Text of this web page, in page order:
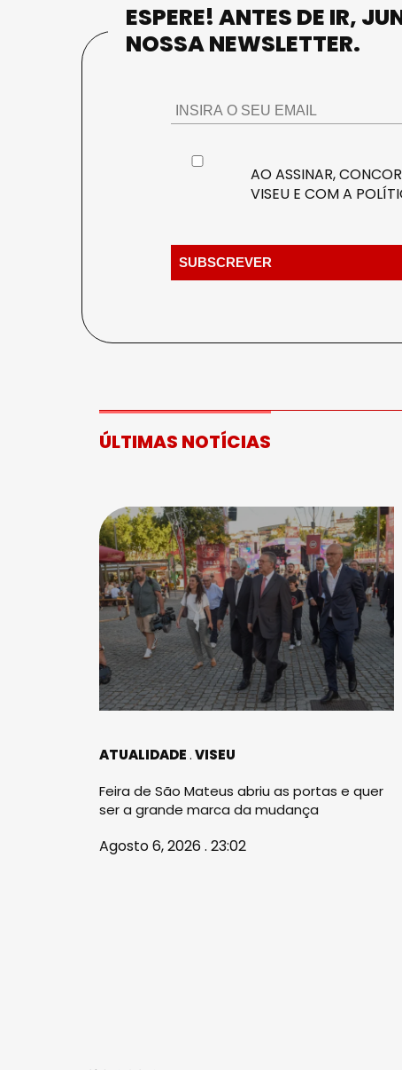
ESPERE! ANTES DE IR,
NOSSA NEWSLETTER.
AO ASSINAR,
VISEU E COM A
ÚLTIMAS NOTÍCIAS
ATUALIDADE VISEU
Feira de São Mateus abriu as portas e quer
ser a grande marca da mudança
Agosto 6, 2026 . 23:02